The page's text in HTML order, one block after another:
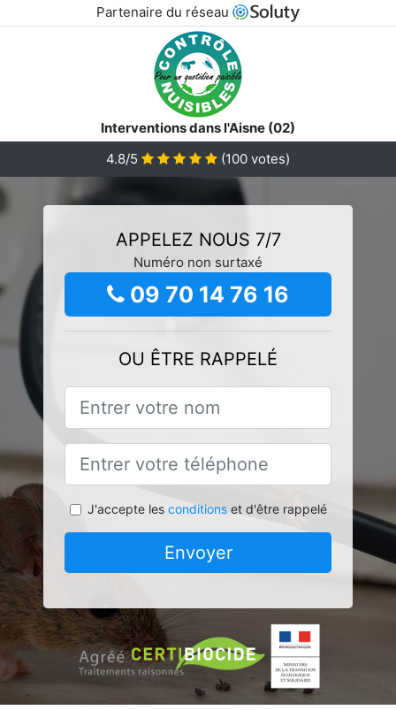
Partenaire du réseau
Interventions dans l'Aisne (02)
4.8/5
(100 votes)
APPELEZ NOUS 7/7
Numéro non surtaxé
09 70 14 76 16
OU ÊTRE RAPPELÉ
J'accepte les conditionset d'être rappelé
Envoyer